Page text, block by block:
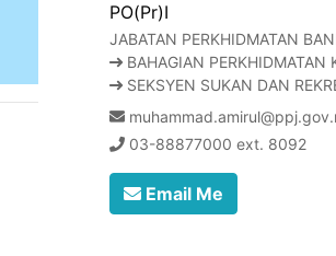
PO(Pr)I
JABATAN PERKHIDMATAN
BAHAGIAN
SEKSYEN SUKAN DAN
03-88877000 ext. 8092
Email Me